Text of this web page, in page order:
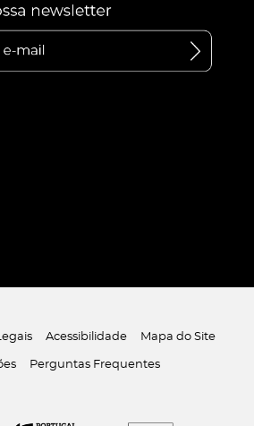
Acessibilidade Mapa do Site
Perguntas Frequentes